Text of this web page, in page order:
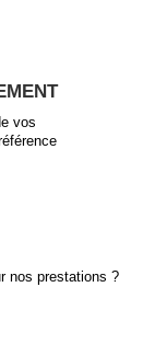
vos
nos prestations ?